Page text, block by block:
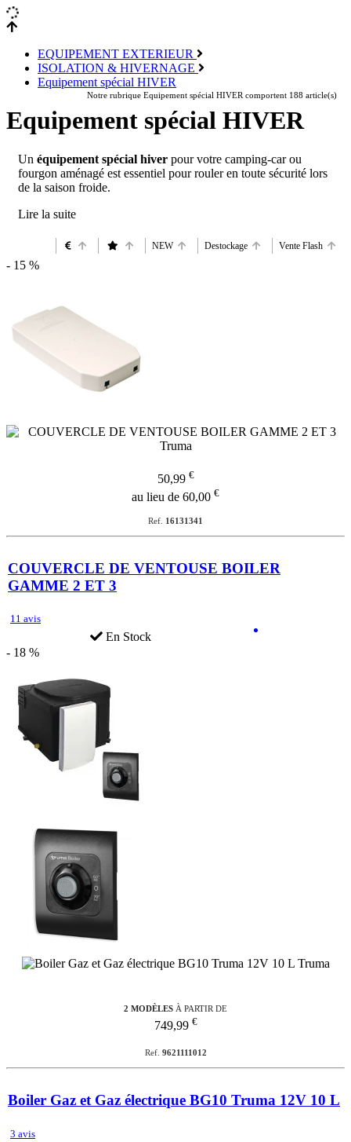
EQUIPEMENT EXTERIEUR
ISOLATION & HIVERNAGE
Equipement spécial HIVER
Equipement spécial HIVER
Notre rubrique Equipement spécial HIVER comportent 188 article(s)
Un équipement spécial hiver pour votre camping-car ou
fourgon aménagé est essentiel pour rouler en toute sécurité lors
de la saison froide.
NEW Destockage Vente Flash
- 15 %
50,99 €
au lieu de 60,00 €
Ref. 16131341
COUVERCLE DE VENTOUSE BOILER
GAMME 2 ET 3
11 avis
En Stock
- 18 %
2 MODÈLES À PARTIR DE
749,99 €
Ref. 9621111012
Boiler Gaz et Gaz électrique BG10 Truma 12V 10 L
3 avis